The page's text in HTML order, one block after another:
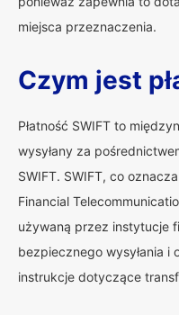
miejsca przeznaczenia.
Czym jest
Płatność SWIFT to
wysyłany za
SWIFT. SWIFT, co
Financial
używaną przez instytucje
bezpiecznego wysyłania i
instrukcje dotyczące